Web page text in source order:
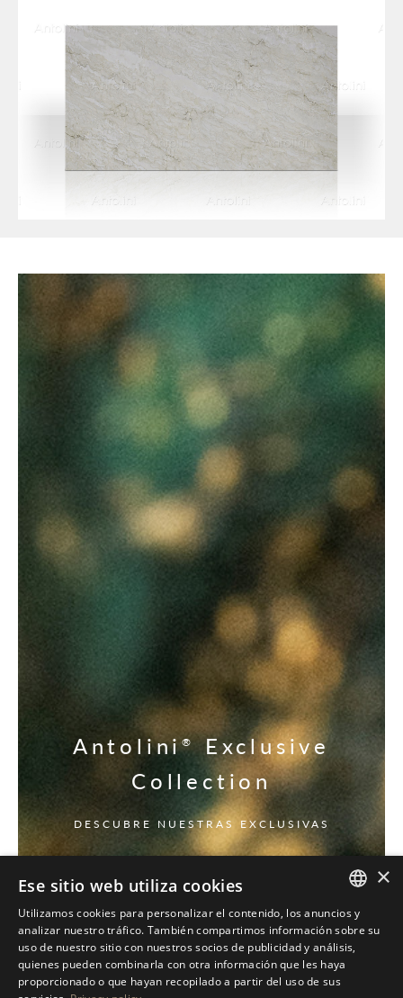
Antolini® Exclusive
Collection
DESCUBRE NUESTRAS EXCLUSIVAS
ITALIAN
ENGLISH
SPANISH
×
Ese sitio web utiliza cookies
Utilizamos cookies para personalizar el contenido, los anuncios y
analizar nuestro tráfico. También compartimos información sobre su
uso de nuestro sitio con nuestros socios de publicidad y análisis,
quienes pueden combinarla con otra información que les haya
proporcionado o que hayan recopilado a partir del uso de sus